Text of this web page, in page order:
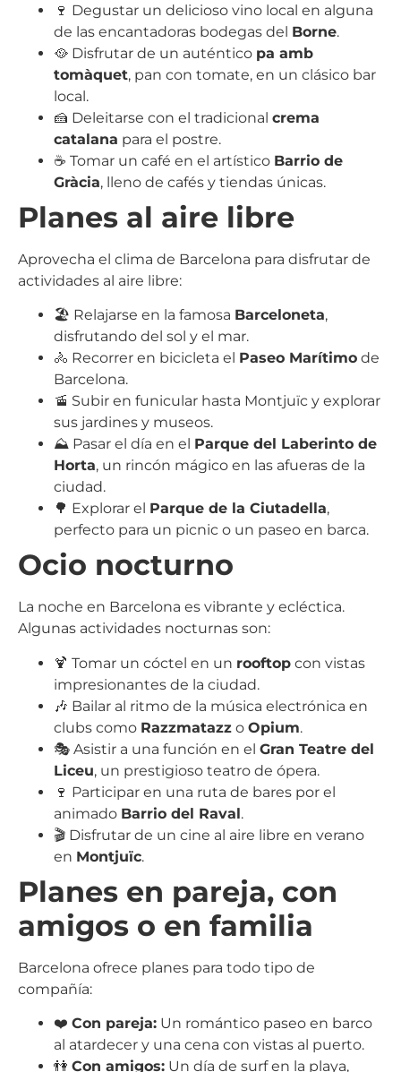
🍷 Degustar un delicioso vino local en alguna
de las encantadoras bodegas del Borne.
🥘 Disfrutar de un auténtico pa amb
tomàquet, pan con tomate, en un clásico bar
local.
🍰 Deleitarse con el tradicional crema
catalana para el postre.
☕ Tomar un café en el artístico Barrio de
Gràcia, lleno de cafés y tiendas únicas.
Planes al aire libre
Aprovecha el clima de Barcelona para disfrutar de
actividades al aire libre:
🏖️ Relajarse en la famosa Barceloneta,
disfrutando del sol y el mar.
🚴 Recorrer en bicicleta el Paseo Marítimo de
Barcelona.
🚡 Subir en funicular hasta Montjuïc y explorar
sus jardines y museos.
⛰️ Pasar el día en el Parque del Laberinto de
Horta, un rincón mágico en las afueras de la
ciudad.
🌳 Explorar el Parque de la Ciutadella,
perfecto para un picnic o un paseo en barca.
Ocio nocturno
La noche en Barcelona es vibrante y ecléctica.
Algunas actividades nocturnas son:
🍹 Tomar un cóctel en un rooftop con vistas
impresionantes de la ciudad.
🎶 Bailar al ritmo de la música electrónica en
clubs como Razzmatazz o Opium.
🎭 Asistir a una función en el Gran Teatre del
Liceu, un prestigioso teatro de ópera.
🍷 Participar en una ruta de bares por el
animado Barrio del Raval.
🎬 Disfrutar de un cine al aire libre en verano
en Montjuïc.
Planes en pareja, con
amigos o en familia
Barcelona ofrece planes para todo tipo de
compañía:
❤️ Con pareja: Un romántico paseo en barco
al atardecer y una cena con vistas al puerto.
👫 Con amigos: Un día de surf en la playa,